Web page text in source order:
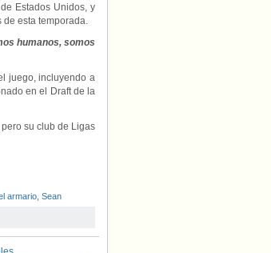
Estados Unidos, y
esta temporada.
humanos, somos
juego, incluyendo a
en el Draft de la
su club de Ligas
armario Sean